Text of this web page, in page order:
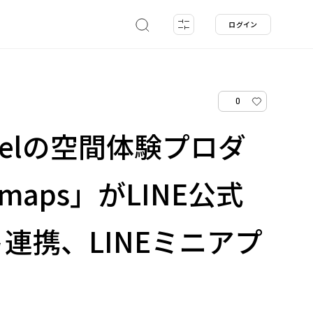
ログイン
0
の空間体験プロダ
」がLINE公式
携、LINEミニアプ